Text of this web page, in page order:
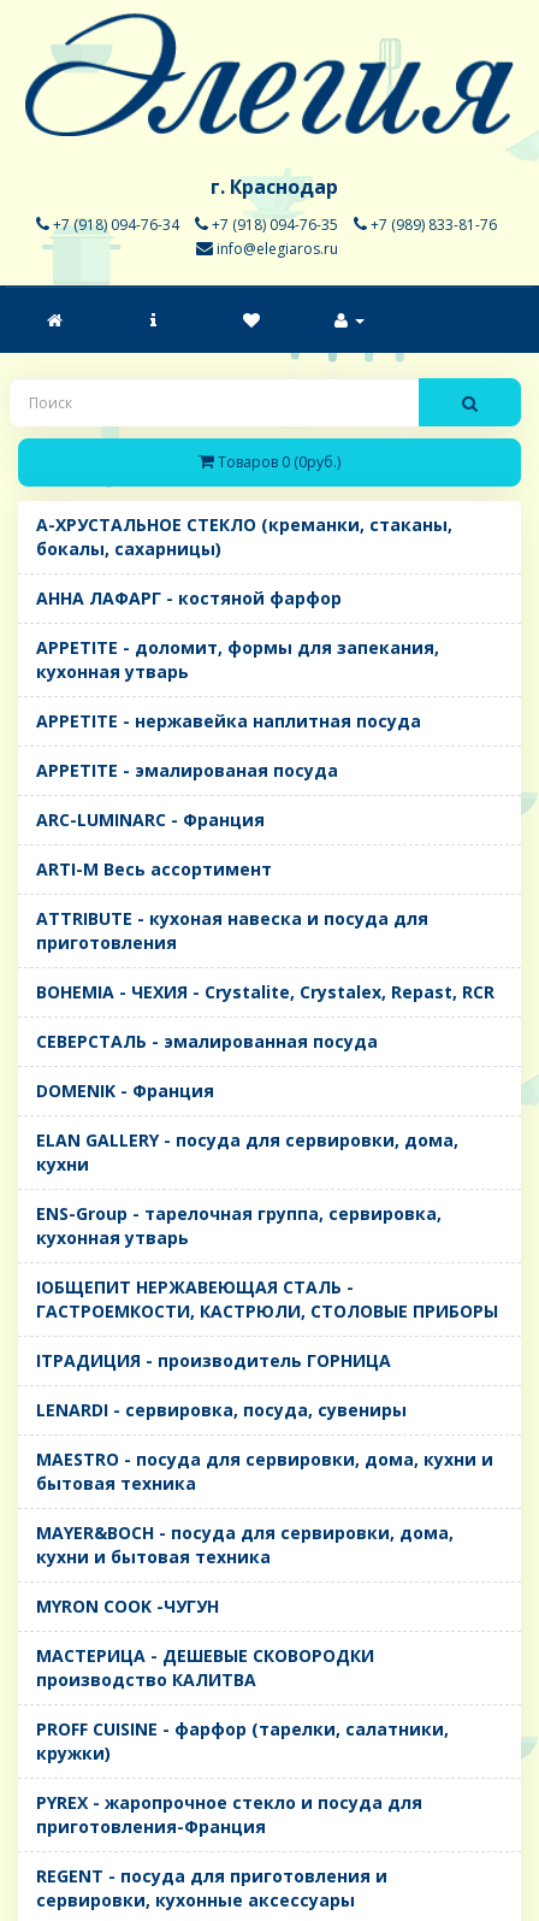
г. Краснодар
+7 (918) 094-76-34 +7 (918) 094-76-35
+7 (989) 833-81-76
info@elegiaros.ru
Товаров 0 (0руб.)
A-ХРУСТАЛЬНОЕ СТЕКЛО (креманки, стаканы,
бокалы, сахарницы)
AHHA ЛАФАРГ - костяной фарфор
APPETITE - доломит, формы для запекания,
кухонная утварь
APPETITE - нержавейка наплитная посуда
APPETITE - эмалированая посуда
ARC-LUMINARC - Франция
ARTI-M Весь ассортимент
ATTRIBUTE - кухоная навеска и посуда для
приготовления
BOHEMIA - ЧЕХИЯ - Crystalite, Crystalex, Repast, RCR
CЕВЕРСТАЛЬ - эмалированная посуда
DOMENIK - Франция
ELAN GALLERY - посуда для сервировки, дома,
кухни
ENS-Group - тарелочная группа, сервировка,
кухонная утварь
IОБЩЕПИТ НЕРЖАВЕЮЩАЯ СТАЛЬ -
ГАСТРОЕМКОСТИ, КАСТРЮЛИ, СТОЛОВЫЕ ПРИБОРЫ
IТРАДИЦИЯ - производитель ГОРНИЦА
LENARDI - сервировка, посуда, сувениры
MAESTRO - посуда для сервировки, дома, кухни и
бытовая техника
MAYER&BOCH - посуда для сервировки, дома,
кухни и бытовая техника
MYRON COOK -ЧУГУН
MАСТЕРИЦА - ДЕШЕВЫЕ СКОВОРОДКИ
производство КАЛИТВА
PROFF CUISINE - фарфор (тарелки, салатники,
кружки)
PYREX - жаропрочное стекло и посуда для
приготовления-Франция
REGENT - посуда для приготовления и
сервировки, кухонные аксессуары